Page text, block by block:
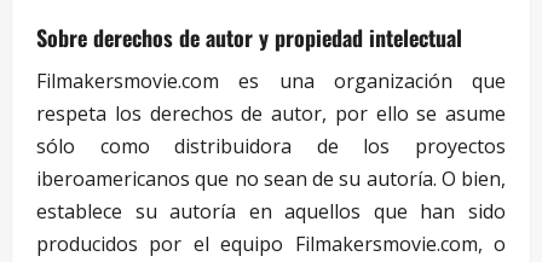
Sobre derechos de autor y propiedad intelectual
Filmakersmovie.com es una organización que
respeta los derechos de autor, por ello se asume
sólo como distribuidora de los proyectos
iberoamericanos que no sean de su autoría. O bien,
establece su autoría en aquellos que han sido
producidos por el equipo Filmakersmovie.com, o